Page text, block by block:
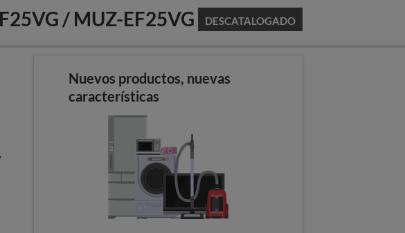
/ MUZ-EF25VG DESCATALOGADO
Nuevos productos, nuevas
características